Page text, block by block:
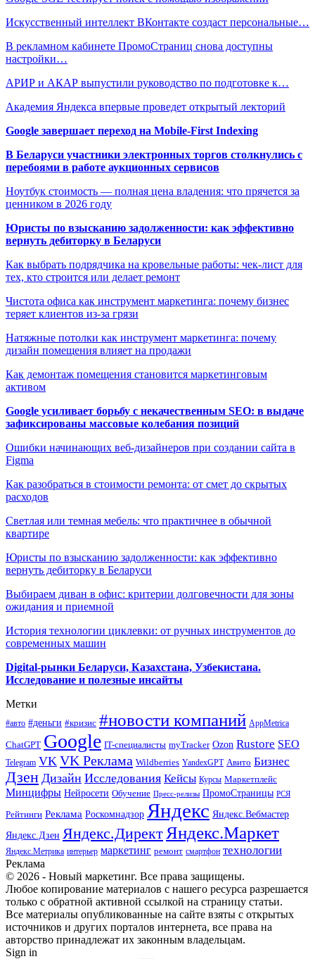
Искусственный интеллект ВКонтакте создаст персональные…
В рекламном кабинете ПромоСтраниц снова доступны
настройки…
АРИР и АКАР выпустили руководство по подготовке к…
Академия Яндекса впервые проведет открытый лекторий
Google завершает переход на Mobile-First Indexing
В Беларуси участники электронных торгов столкнулись с
перебоями в работе аукционных сервисов
Ноутбук стоимость — полная цена владения: что прячется за
ценником в 2026 году
Юристы по взысканию задолженности: как эффективно
вернуть дебиторку в Беларуси
Как выбрать подрядчика на кровельные работы: чек-лист для
тех, кто строится или делает ремонт
Чистота офиса как инструмент маркетинга: почему бизнес
теряет клиентов из-за грязи
Натяжные потолки как инструмент маркетинга: почему
дизайн помещения влияет на продажи
Как демонтаж помещения становится маркетинговым
активом
Google усиливает борьбу с некачественным SEO: в выдаче
зафиксированы массовые колебания позиций
Ошибки начинающих веб-дизайнеров при создании сайта в
Figma
Как разобраться в стоимости ремонта: от смет до скрытых
расходов
Светлая или темная мебель: что практичнее в обычной
квартире
Юристы по взысканию задолженности: как эффективно
вернуть дебиторку в Беларуси
Выбираем диван в офис: критерии долговечности для зоны
ожидания и приемной
История технологии циклевки: от ручных инструментов до
современных машин
Digital-рынки Беларуси, Казахстана, Узбекистана.
Исследование и полезные инсайты
Метки
#авто #деньги #кризис #новости компаний AppMetrica
ChatGPT Google IT-специалисты myTracker Ozon Rustore SEO
Telegram VK VK Реклама Wildberries YandexGPT Авито Бизнес
Дзен Дизайн Исследования Кейсы Курсы Маркетплейс
Минцифры Нейросети Обучение Пресс-релизы ПромоСтраницы РСЯ
Рейтинги Реклама Роскомнадзор Яндекс Яндекс.Вебмастер
Яндекс.Дзен Яндекс.ДиректЯндекс.Маркет
Яндекс.Метрика интерьер маркетинг ремонт смартфон технологии
Реклама
© 2026 - Новый маркетинг. Все права защищены.
Любое копирование материалов с нашего ресурса разрешается
только с обратной активной ссылкой на страницу статьи.
Все материалы опубликованные на сайте взяты с открытых
источников и других порталов интернета, все права на
авторство принадлежат их законным владельцам.
Sign in